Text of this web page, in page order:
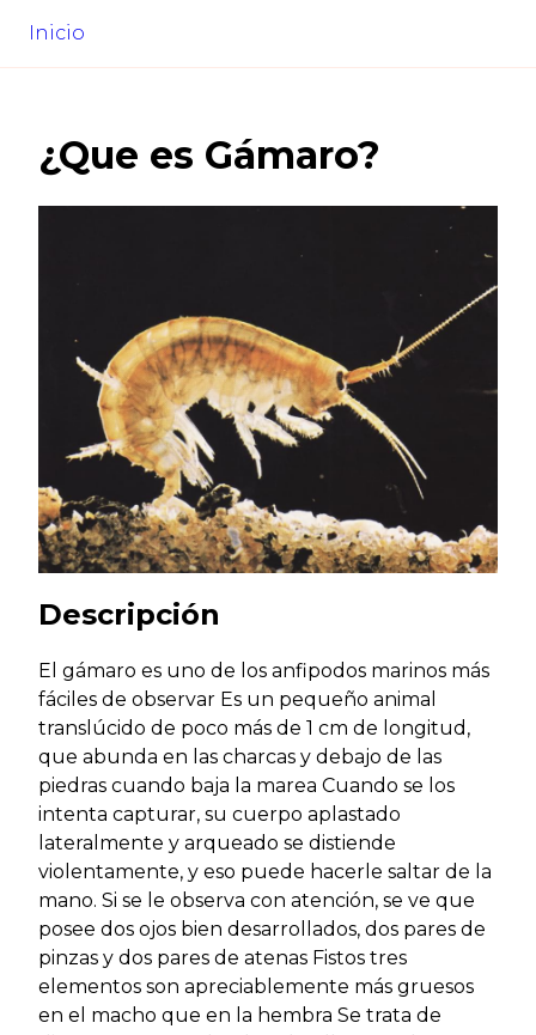
Inicio
¿Que es Gámaro?
Descripción
El gámaro es uno de los anfipodos marinos más
fáciles de observar Es un pequeño animal
translúcido de poco más de 1 cm de longitud,
que abunda en las charcas y debajo de las
piedras cuando baja la marea Cuando se los
intenta capturar, su cuerpo aplastado
lateralmente y arqueado se distiende
violentamente, y eso puede hacerle saltar de la
mano. Si se le observa con atención, se ve que
posee dos ojos bien desarrollados, dos pares de
pinzas y dos pares de atenas Fistos tres
elementos son apreciablemente más gruesos
en el macho que en la hembra Se trata de